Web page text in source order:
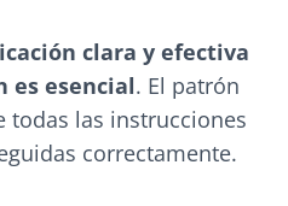
clara y efectiva
es esencial. El patrón
todas las instrucciones
correctamente.